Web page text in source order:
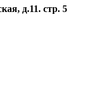
д.11. стр. 5